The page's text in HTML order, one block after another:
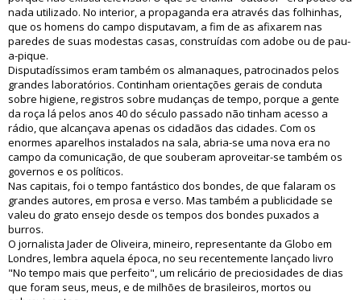
nada utilizado. No interior, a propaganda era através das folhinhas,
que os homens do campo disputavam, a fim de as afixarem nas
paredes de suas modestas casas, construídas com adobe ou de pau-
a-pique.
Disputadíssimos eram também os almanaques, patrocinados pelos
grandes laboratórios. Continham orientações gerais de conduta
sobre higiene, registros sobre mudanças de tempo, porque a gente
da roça lá pelos anos 40 do século passado não tinham acesso a
rádio, que alcançava apenas os cidadãos das cidades. Com os
enormes aparelhos instalados na sala, abria-se uma nova era no
campo da comunicação, de que souberam aproveitar-se também os
governos e os políticos.
Nas capitais, foi o tempo fantástico dos bondes, de que falaram os
grandes autores, em prosa e verso. Mas também a publicidade se
valeu do grato ensejo desde os tempos dos bondes puxados a
burros.
O jornalista Jader de Oliveira, mineiro, representante da Globo em
Londres, lembra aquela época, no seu recentemente lançado livro
"No tempo mais que perfeito", um relicário de preciosidades de dias
que foram seus, meus, e de milhões de brasileiros, mortos ou